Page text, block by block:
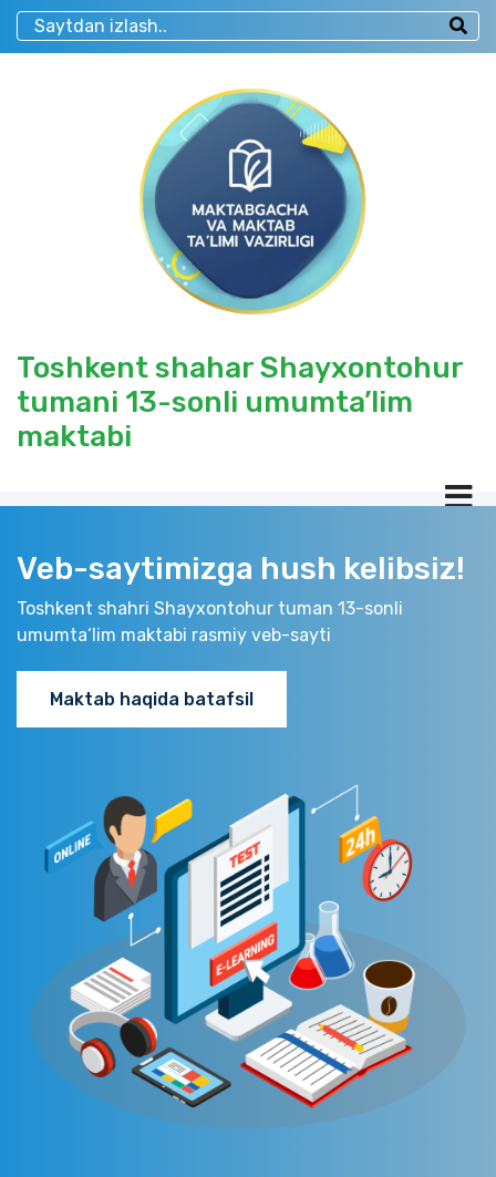
Toshkent shahar Shayxontohur
tumani 13-sonli umumta’lim
maktabi
Veb-saytimizga hush kelibsiz!
Toshkent shahri Shayxontohur tuman 13-sonli
umumta‘lim maktabi rasmiy veb-sayti
Maktab haqida batafsil